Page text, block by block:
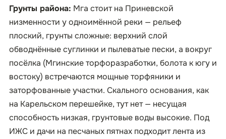
Грунты района: Мга стоит на Приневской
низменности у одноимённой реки — рельеф
плоский, грунты сложные: верхний слой
обводнённые суглинки и пылеватые пески, а вокруг
посёлка (Мгинские торфоразработки, болота к югу и
востоку) встречаются мощные торфяники и
заторфованные участки. Скального основания, как
на Карельском перешейке, тут нет — несущая
способность низкая, грунтовые воды высокие. Под
ИЖС и дачи на песчаных пятнах подходит лента из